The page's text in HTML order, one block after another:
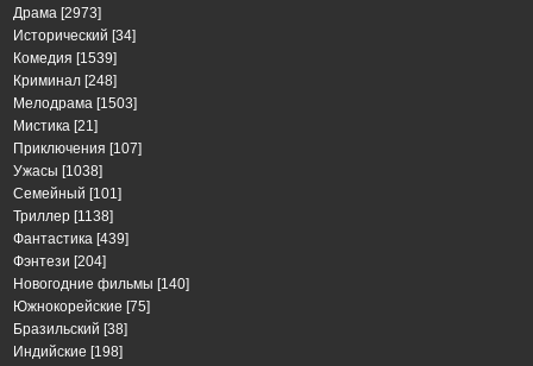
Драма [2973]
Исторический [34]
Комедия [1539]
Криминал [248]
Мелодрама [1503]
Мистика [21]
Приключения [107]
Ужасы [1038]
Семейный [101]
Триллер [1138]
Фантастика [439]
Фэнтези [204]
Новогодние фильмы [140]
Южнокорейские [75]
Бразильский [38]
Индийские [198]